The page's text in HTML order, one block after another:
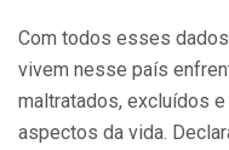
Com todos esses
vivem nesse país
maltratados, excluídos
aspectos da vida.